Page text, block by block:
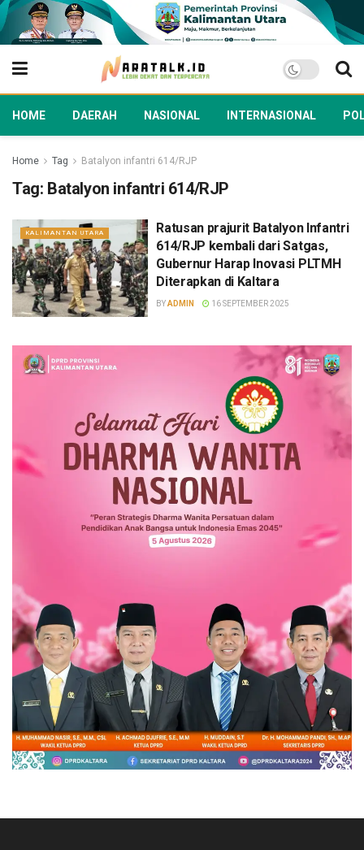
HOME DAERAH NASIONAL INTERNASIONAL
Home Tag Batalyon infantri 614/RJP
Tag: Batalyon infantri 614/RJP
KALIMANTAN UTARA
Ratusan prajurit Batalyon Infantri
614/RJP kembali dari Satgas,
Gubernur Harap Inovasi PLTMH
Diterapkan di Kaltara
BYADMIN 16 SEPTEMBER 2025